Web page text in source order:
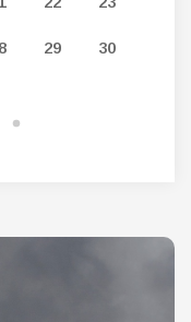
29 30